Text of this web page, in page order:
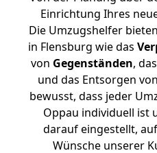
Einrichtung Ihres
Die Umzugshelfer
in Flensburg wie das
von Gegenständen,
und das Entsorgen
bewusst, dass jeder
Oppau individuell ist
darauf eingestellt,
Wünsche unserer